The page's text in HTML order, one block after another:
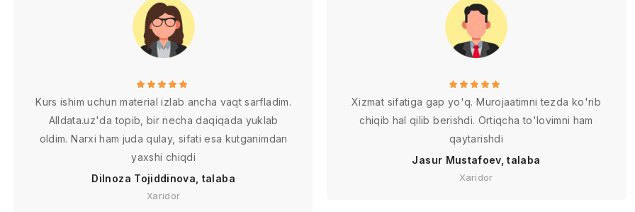
Kurs ishim uchun material izlab ancha vaqt sarfladim.
Alldata.uz'da topib, bir necha daqiqada yuklab
oldim. Narxi ham juda qulay, sifati esa kutganimdan
yaxshi chiqdi
Dilnoza Tojiddinova, talaba
Xaridor
Xizmat sifatiga gap yo'q. Murojaatimni tezda ko'rib
chiqib hal qilib berishdi. Ortiqcha to'lovimni ham
qaytarishdi
Jasur Mustafoev, talaba
Xaridor